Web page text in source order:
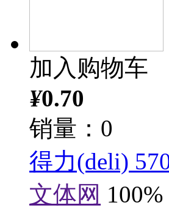
加入购物车
¥0.70
销量：0
得力(deli)
文体网 100%